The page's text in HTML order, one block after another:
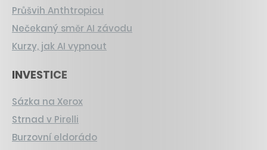
Průšvih Anthtropicu
Nečekaný směr AI závodu
Kurzy, jak AI vypnout
INVESTICE
Sázka na Xerox
Strnad v Pirelli
Burzovní eldorádo